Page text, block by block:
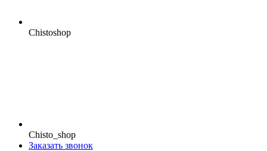
Chistoshop
Chisto_shop
Заказать звонок